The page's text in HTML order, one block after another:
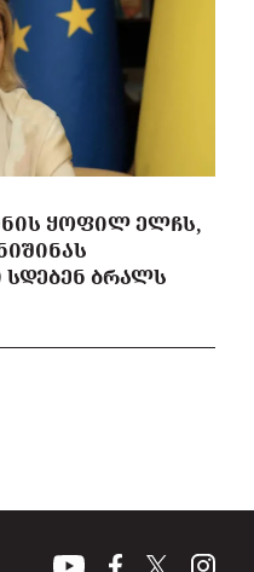
ᲧᲝᲤᲘᲚ ᲔᲚᲩᲡ,
ᲑᲠᲐᲚᲡ